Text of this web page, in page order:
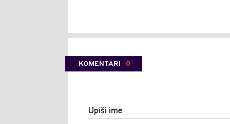
KOMENTARI 0
Upiši ime